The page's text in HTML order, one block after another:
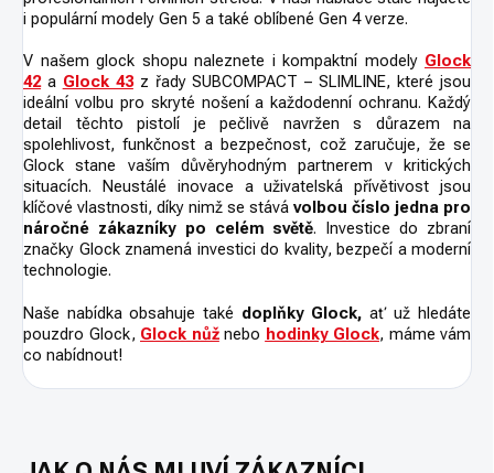
i populární modely Gen 5 a také oblíbené Gen 4 verze.
V našem glock shopu naleznete i kompaktní modely Glock
42a Glock 43z řady SUBCOMPACT – SLIMLINE, které jsou
ideální volbu pro skryté nošení a každodenní ochranu. Každý
detail těchto pistolí je pečlivě navržen s důrazem na
spolehlivost, funkčnost a bezpečnost, což zaručuje, že se
Glock stane vaším důvěryhodným partnerem v kritických
situacích. Neustálé inovace a uživatelská přívětivost jsou
klíčové vlastnosti, díky nimž se stává volbou číslo jedna pro
náročné zákazníky po celém světě. Investice do zbraní
značky Glock znamená investici do kvality, bezpečí a moderní
technologie.
Naše nabídka obsahuje také doplňky Glock, ať už hledáte
pouzdro Glock, Glock nůžnebo hodinky Glock, máme vám
co nabídnout!